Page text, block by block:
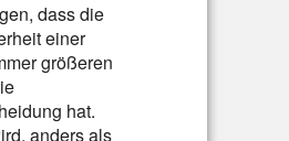
dass die
einer
größeren
hat.
anders als